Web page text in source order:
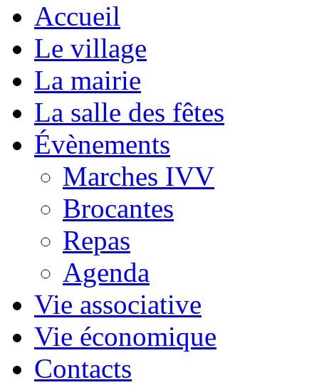
Accueil
Le village
La mairie
La salle des fêtes
Évènements
Marches IVV
Brocantes
Repas
Agenda
Vie associative
Vie économique
Contacts